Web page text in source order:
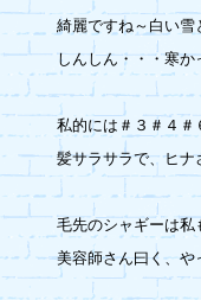
綺麗ですね～白い雪
しんしん・・・寒か
私的には＃３＃４＃
髪サラサラで、ヒナ
毛先のシャギーは私
美容師さん曰く、や